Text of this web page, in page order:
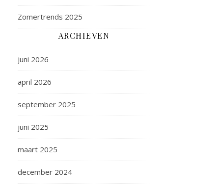
Zomertrends 2025
ARCHIEVEN
juni 2026
april 2026
september 2025
juni 2025
maart 2025
december 2024